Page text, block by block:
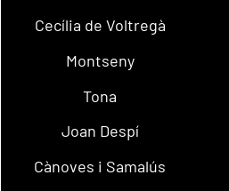
Cecília de Voltregà
Montseny
Tona
Joan Despí
Cànoves i Samalús